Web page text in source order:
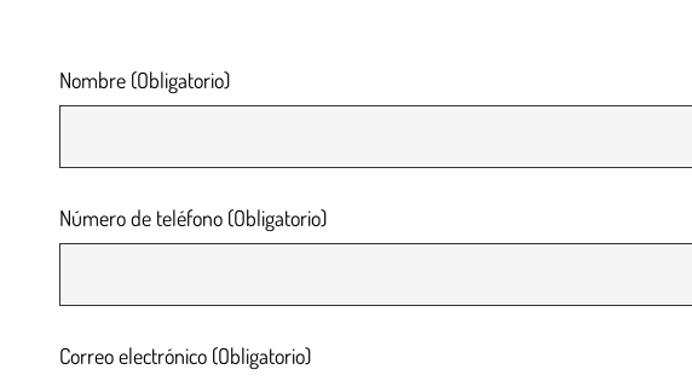
Nombre (Obligatorio)
Número de teléfono (Obligatorio)
Correo electrónico (Obligatorio)